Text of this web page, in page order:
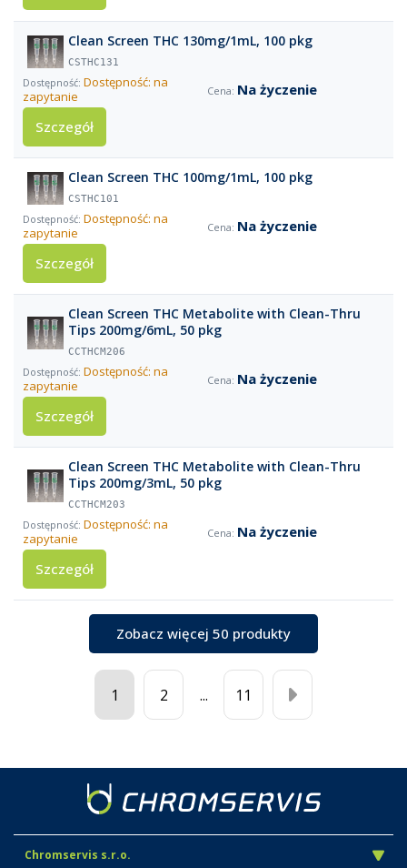
Clean Screen THC 130mg/1mL, 100 pkg
CSTHC131
Dostępność: na
zapytanie
Na życzenie
Szczegół
Clean Screen THC 100mg/1mL, 100 pkg
CSTHC101
Dostępność: na
zapytanie
Na życzenie
Szczegół
Clean Screen THC Metabolite with Clean-Thru
Tips 200mg/6mL, 50 pkg
CCTHCM206
Dostępność: na
zapytanie
Na życzenie
Szczegół
Clean Screen THC Metabolite with Clean-Thru
Tips 200mg/3mL, 50 pkg
CCTHCM203
Dostępność: na
zapytanie
Na życzenie
Szczegół
Zobacz więcej 50 produkty
1 2 ... 11
Chromservis s.r.o.